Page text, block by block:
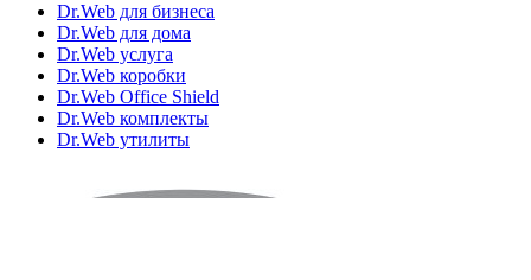
Dr.Web для бизнеса
Dr.Web для дома
Dr.Web услуга
Dr.Web коробки
Dr.Web Office Shield
Dr.Web комплекты
Dr.Web утилиты